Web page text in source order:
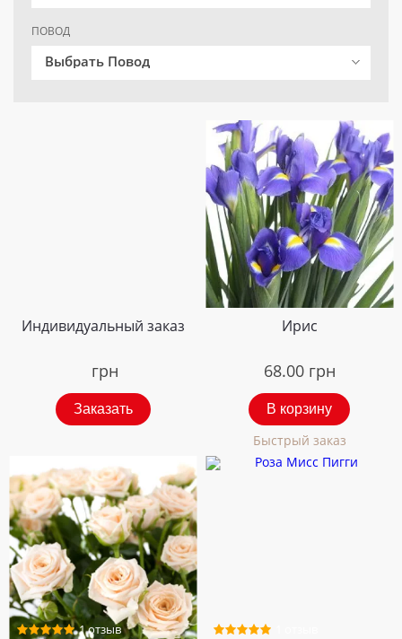
ПОВОД
Выбрать Повод
Индивидуальный заказ
грн
Заказать
Ирис
68.00 грн
В корзину
Быстрый заказ
1 отзыв